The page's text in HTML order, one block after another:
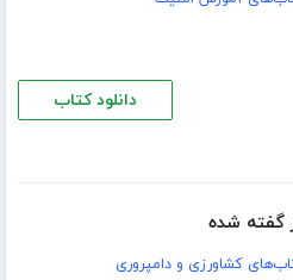
دانلود کتاب
گفته شده
کشاورزی و دامپروری